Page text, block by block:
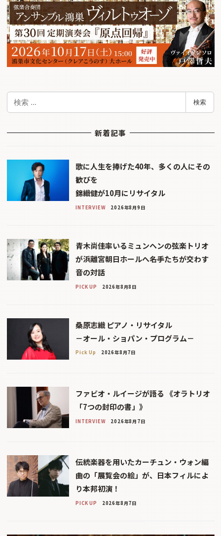
検索
新着記事
歌に人生を捧げた40年、多くの人にその
歓びを
錦織健が10月にリサイタル
INTERVIEW 2026年8月9日
青木尚佳率いるミュンヘンの弦楽トリオ
が浜離宮朝日ホールへ――名手たちが交わす
音の対話
PICK UP 2026年8月8日
桑原志織 ピアノ・リサイタル
－オール・ショパン・プログラム－
Pick Up 2026年8月7日
ファビオ・ルイージが語る 《オラトリオ
「7つの封印の書」》
INTERVIEW 2026年8月7日
伝統楽器を用いたカーチュン・ウォン編
曲の「展覧会の絵」が、日本フィルによ
り本邦初演！
PICK UP 2026年8月7日